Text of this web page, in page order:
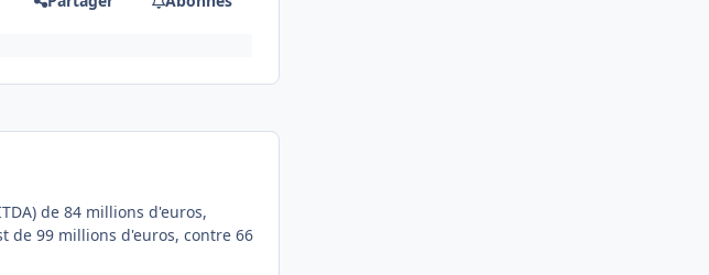
de 84 millions d'euros,
de 99 millions d'euros, contre 66